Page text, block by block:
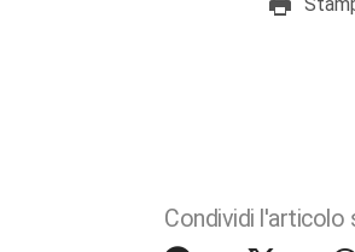
Condividi l'articolo